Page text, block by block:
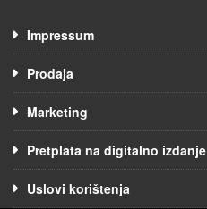
Impressum
Prodaja
Marketing
Pretplata na digitalno izdanje
Uslovi korištenja